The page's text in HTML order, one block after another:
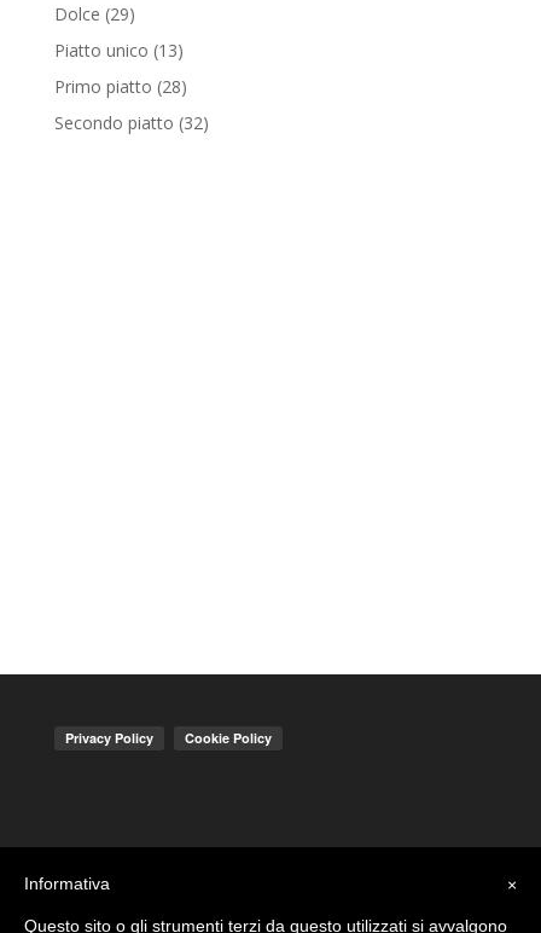
Dolce (29)
Piatto unico (13)
Primo piatto (28)
Secondo piatto (32)
×
Informativa
Questo sito o gli strumenti terzi da questo utilizzati si avvalgono